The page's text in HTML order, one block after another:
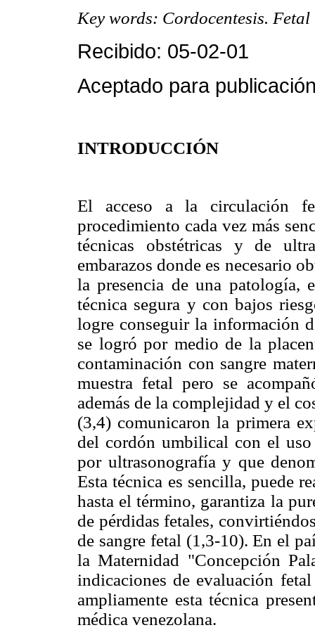
Key words: Cordocentesis.
Recibido: 05-02-01
Aceptado para
INTRODUCCIÓN
El acceso a la circulación
procedimiento cada vez más
técnicas obstétricas y de
embarazos donde es necesario
la presencia de una patología,
técnica segura y con bajos
logre conseguir la información
se logró por medio de la
contaminación con sangre
muestra fetal pero se
además de la complejidad y el
(3,4) comunicaron la primera
del cordón umbilical con el
por ultrasonografía y que
Esta técnica es sencilla, puede
hasta el término, garantiza la
de pérdidas fetales,
de sangre fetal (1,3-10). En el
la Maternidad "Concepción
indicaciones de evaluación
ampliamente esta técnica
médica venezolana.